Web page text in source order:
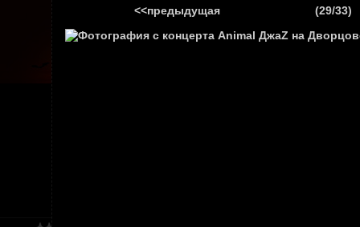
<<предыдущая (29/33)